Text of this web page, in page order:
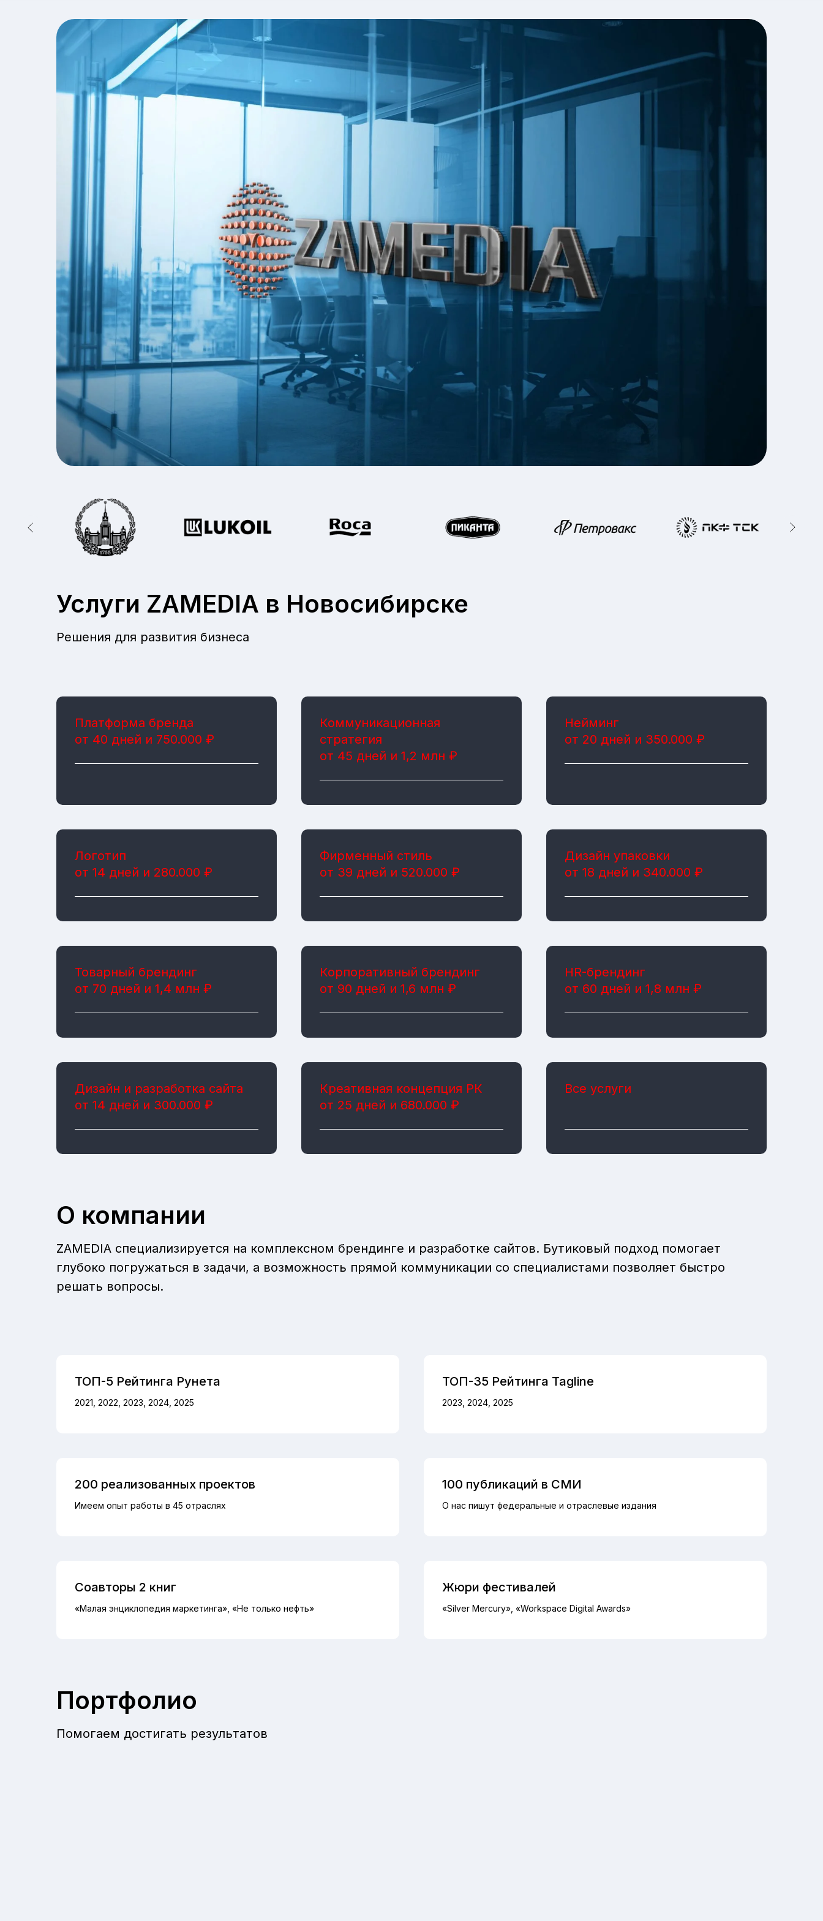
Услуги ZAMEDIA в Новосибирске
Решения для развития бизнеса
Платформа бренда
от 40 дней и 750.000 ₽
Коммуникационная
стратегия
от 45 дней и 1,2 млн ₽
Нейминг
от 20 дней и 350.000 ₽
Логотип
от 14 дней и 280.000 ₽
Фирменный стиль
от 39 дней и 520.000 ₽
Дизайн упаковки
от 18 дней и 340.000 ₽
Товарный брендинг
от 70 дней и 1,4 млн ₽
Корпоративный брендинг
от 90 дней и 1,6 млн ₽
HR-брендинг
от 60 дней и 1,8 млн ₽
Дизайн и разработка сайта
от 14 дней и 300.000 ₽
Креативная концепция РК
от 25 дней и 680.000 ₽
Все услуги
О компании
ZAMEDIA специализируется на комплексном брендинге и разработке сайтов. Бутиковый подход помогает
глубоко погружаться в задачи, а возможность прямой коммуникации со специалистами позволяет быстро
решать вопросы.
ТОП-5 Рейтинга Рунета
2021, 2022, 2023, 2024, 2025
ТОП-35 Рейтинга Tagline
2023, 2024, 2025
200 реализованных проектов
Имеем опыт работы в 45 отраслях
100 публикаций в СМИ
О нас пишут федеральные и отраслевые издания
Соавторы 2 книг
«Малая энциклопедия маркетинга», «Не только нефть»
Жюри фестивалей
«Silver Mercury», «Workspace Digital Awards»
Портфолио
Помогаем достигать результатов